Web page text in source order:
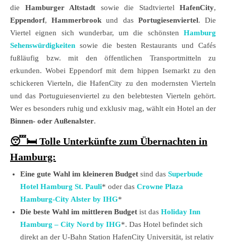
die Hamburger Altstadt sowie die Stadtviertel HafenCity,
Eppendorf,Hammerbrookund das Portugiesenviertel. Die
Viertel eignen sich wunderbar, um die schönsten Hamburg
Sehenswürdigkeiten sowie die besten Restaurants und Cafés
fußläufig bzw. mit den öffentlichen Transportmitteln zu
erkunden. Wobei Eppendorf mit dem hippen Isemarkt zu den
schickeren Vierteln, die HafenCity zu den modernsten Vierteln
und das Portuguiesenviertel zu den belebtesten Vierteln gehört.
Wer es besonders ruhig und exklusiv mag, wählt ein Hotel an der
Binnen- oder Außenalster.
😴🛏️ Tolle Unterkünfte zum Übernachten in
Hamburg:
Eine gute Wahl im kleineren Budget sind das Superbude
Hotel Hamburg St. Pauli* oder das Crowne Plaza
Hamburg-City Alster by IHG*
Die beste Wahl im mittleren Budget ist das Holiday Inn
Hamburg – City Nord by IHG*. Das Hotel befindet sich
direkt an der U-Bahn Station HafenCity Universität, ist relativ